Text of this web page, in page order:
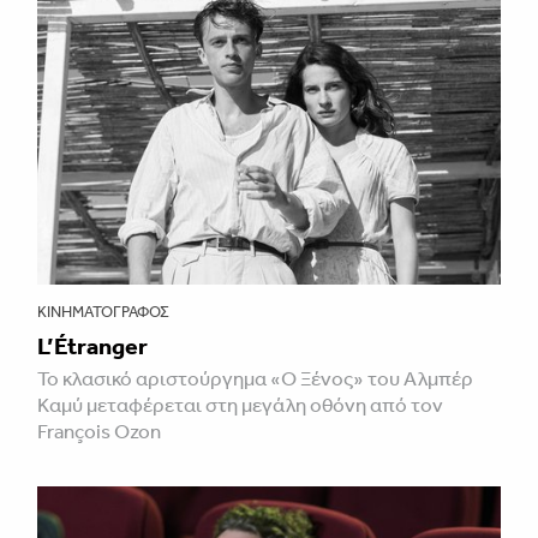
ΚΙΝΗΜΑΤΟΓΡΆΦΟΣ
L’Étranger
Το κλασικό αριστούργημα «Ο Ξένος» του Αλμπέρ
Καμύ μεταφέρεται στη μεγάλη οθόνη από τον
François Ozon